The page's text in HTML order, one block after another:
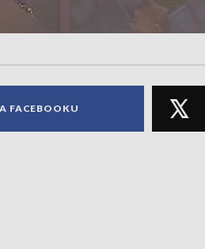
FACEBOOKU